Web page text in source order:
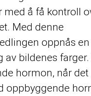
med å få kontroll
Med denne
oppnås en
av bildenes
hormon, når det
oppbyggende